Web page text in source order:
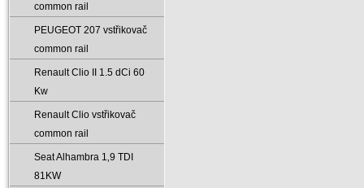
common rail
PEUGEOT 207 vstřikovač
common rail
Renault Clio II 1.5 dCi 60
Kw
Renault Clio vstřikovač
common rail
Seat Alhambra 1‚9 TDI
81KW